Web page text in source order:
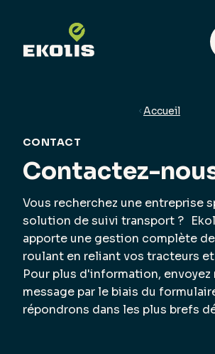
Accueil
CONTACT
Contactez-
Vous recherchez une entreprise
solution de suivi transport ?
apporte une gestion complète
roulant en reliant vos tracteurs
Pour plus d'information, envoyez
message par le biais du
répondrons dans les plus brefs